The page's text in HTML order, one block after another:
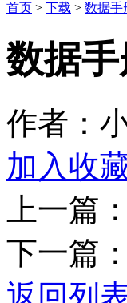
首页 > 下载 > 数据手
数据手
作者：
加入收
上一篇：
下一篇：